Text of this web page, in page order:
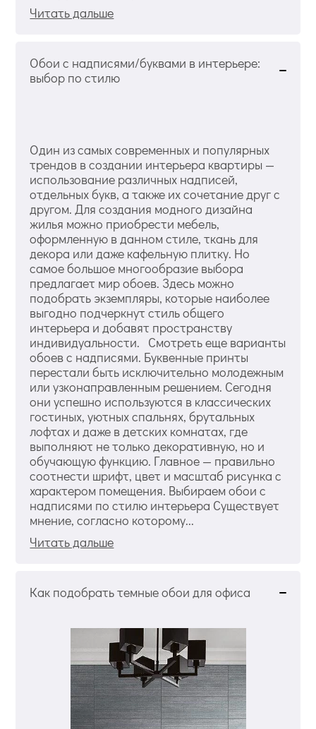
Читать дальше
Обои с надписями/буквами в интерьере:
выбор по стилю
Один из самых современных и популярных
трендов в создании интерьера квартиры —
использование различных надписей,
отдельных букв, а также их сочетание друг с
другом. Для создания модного дизайна
жилья можно приобрести мебель,
оформленную в данном стиле, ткань для
декора или даже кафельную плитку. Но
самое большое многообразие выбора
предлагает мир обоев. Здесь можно
подобрать экземпляры, которые наиболее
выгодно подчеркнут стиль общего
интерьера и добавят пространству
индивидуальности. Смотреть еще варианты
обоев с надписями. Буквенные принты
перестали быть исключительно молодежным
или узконаправленным решением. Сегодня
они успешно используются в классических
гостиных, уютных спальнях, брутальных
лофтах и даже в детских комнатах, где
выполняют не только декоративную, но и
обучающую функцию. Главное — правильно
соотнести шрифт, цвет и масштаб рисунка с
характером помещения. Выбираем обои с
надписями по стилю интерьера Существует
мнение, согласно которому...
Читать дальше
Как подобрать темные обои для офиса